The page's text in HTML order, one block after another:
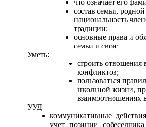
что означает его
состав семьи,
национальность
традиции;
основные права и
семьи и свои;
Уметь:
строить отношения
конфликтов;
пользоваться
школьной жизни,
взаимоотношениях
УУД
коммуникативные
учет позиции